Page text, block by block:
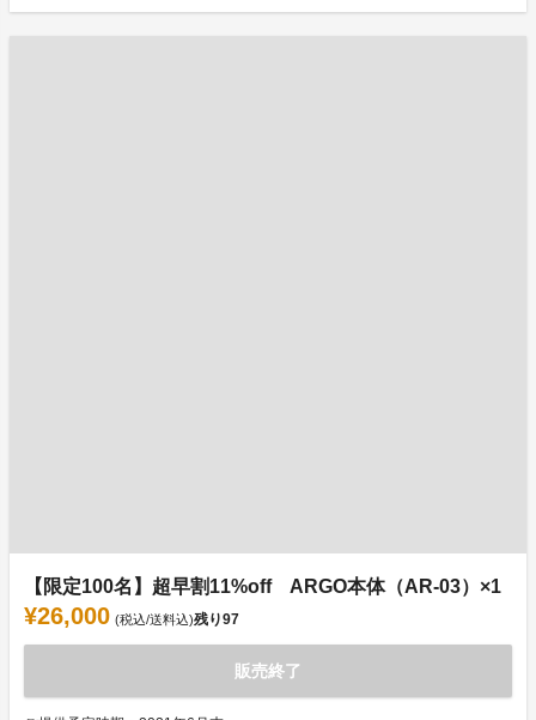
【限定100名】超早割11%off ARGO本体（AR-03）×1
¥26,000 (税込/送料込)残り97
販売終了